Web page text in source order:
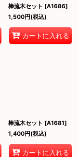
棒流木セット [A1686]
1,500円(税込)
カートに入れる
棒流木セット [A1681]
1,400円(税込)
カートに入れる